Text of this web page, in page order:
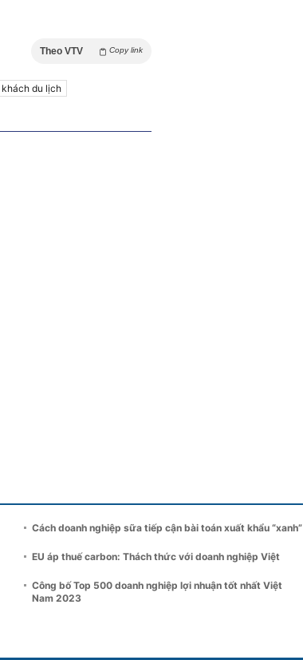
Theo VTV Copy link
khách du lịch
Cách doanh nghiệp sữa tiếp cận bài toán xuất khẩu “xanh”
EU áp thuế carbon: Thách thức với doanh nghiệp Việt
Công bố Top 500 doanh nghiệp lợi nhuận tốt nhất Việt
Nam 2023